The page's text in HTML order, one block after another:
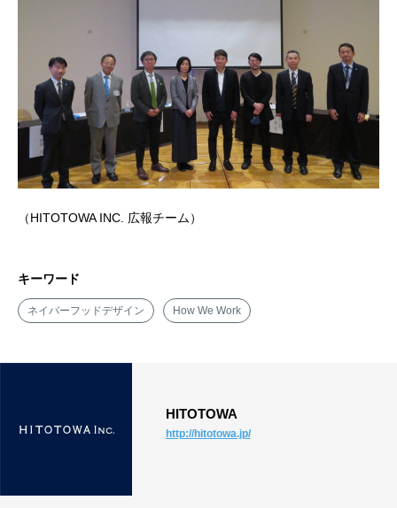
（HITOTOWA INC. 広報チーム）
キーワード
ネイバーフッドデザイン How We Work
HITOTOWA
http://hitotowa.jp/